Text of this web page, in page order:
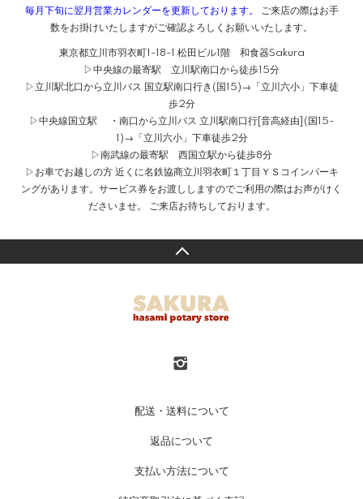
毎月下旬に翌月営業カレンダーを更新しております。
ご来店の際はお手
数をお掛けいたしますがご確認よろしくお願いいたします。
東京都立川市羽衣町1-18-1 松田ビル1階 和食器Sakura
▷中央線の最寄駅 立川駅南口から徒歩15分
▷立川駅北口から立川バス 国立駅南口行き(国15)→「立川六小」下車徒
歩2分
▷中央線国立駅 ・南口から立川バス 立川駅南口行[音高経由](国15-
1)→「立川六小」下車徒歩2分
▷南武線の最寄駅 西国立駅から徒歩8分
▷お車でお越しの方 近くに名鉄協商立川羽衣町１丁目ＹＳコインパーキ
ングがあります。サービス券をお渡ししますのでご利用の際はお声がけく
ださいませ。 ご来店お待ちしております。
配送・送料について
返品について
支払い方法について